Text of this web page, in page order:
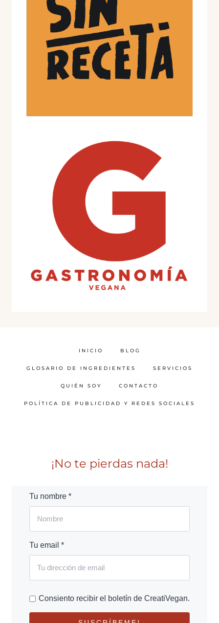
INICIO BLOG
GLOSARIO DE INGREDIENTES SERVICIOS
QUIÉN SOY CONTACTO
POLÍTICA DE PUBLICIDAD Y REDES SOCIALES
¡No te pierdas nada!
Tu nombre *
Tu email *
Consiento recibir el boletín de CreatiVegan.